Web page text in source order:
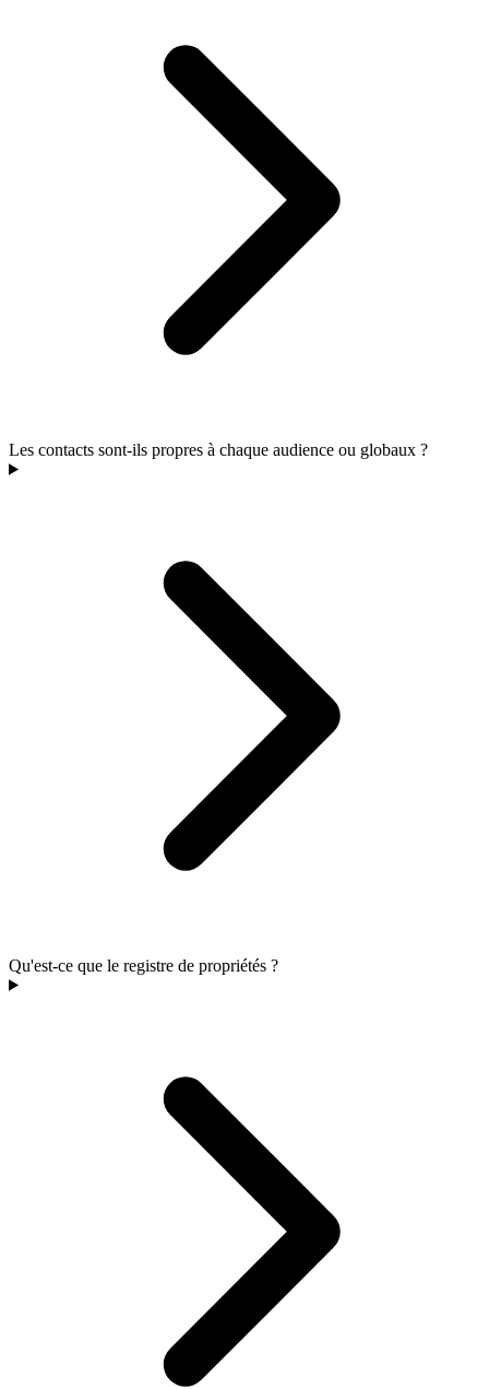
Les contacts sont-ils propres à chaque audience ou globaux ?
Qu'est-ce que le registre de propriétés ?